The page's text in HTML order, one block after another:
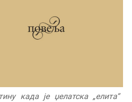
када је џелатска „елита“